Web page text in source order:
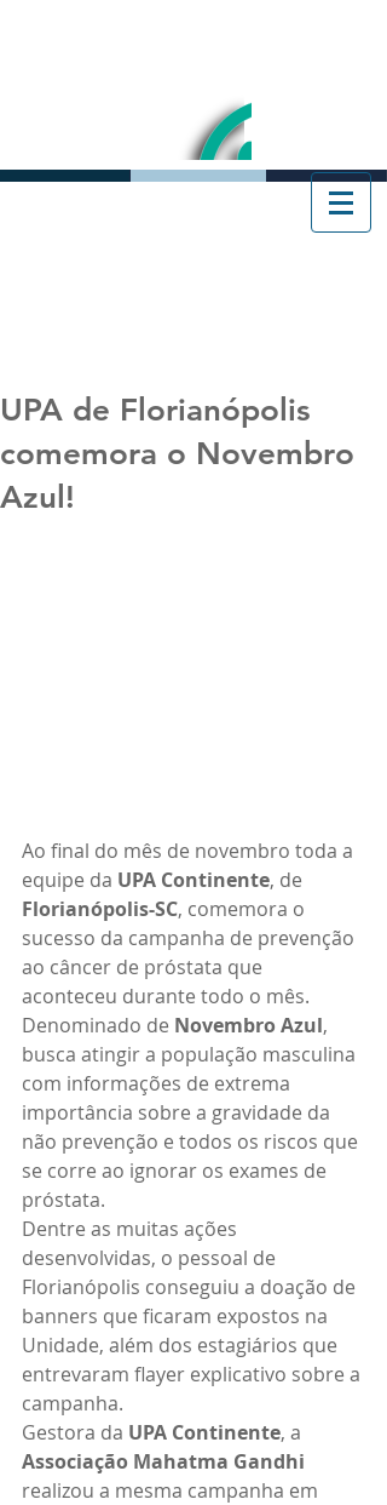
UPA de Florianópolis
comemora o Novembro
Azul!
Ao final do mês de novembro toda a
equipe da UPA Continente, de
Florianópolis-SC, comemora o
sucesso da campanha de prevenção
ao câncer de próstata que
aconteceu durante todo o mês.
Denominado de Novembro Azul,
busca atingir a população masculina
com informações de extrema
importância sobre a gravidade da
não prevenção e todos os riscos que
se corre ao ignorar os exames de
próstata.
Dentre as muitas ações
desenvolvidas, o pessoal de
Florianópolis conseguiu a doação de
banners que ficaram expostos na
Unidade, além dos estagiários que
entrevaram flayer explicativo sobre a
campanha.
Gestora da UPA Continente, a
Associação Mahatma Gandhi
realizou a mesma campanha em